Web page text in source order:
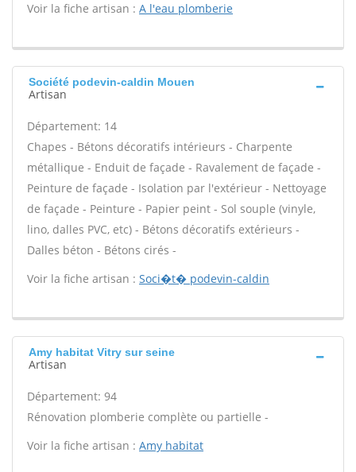
Voir la fiche artisan : A l'eau plomberie
Société podevin-caldin Mouen
Artisan
Département: 14
Chapes - Bétons décoratifs intérieurs - Charpente
métallique - Enduit de façade - Ravalement de façade -
Peinture de façade - Isolation par l'extérieur - Nettoyage
de façade - Peinture - Papier peint - Sol souple (vinyle,
lino, dalles PVC, etc) - Bétons décoratifs extérieurs -
Dalles béton - Bétons cirés -
Voir la fiche artisan : Soci�t� podevin-caldin
Amy habitat Vitry sur seine
Artisan
Département: 94
Rénovation plomberie complète ou partielle -
Voir la fiche artisan : Amy habitat